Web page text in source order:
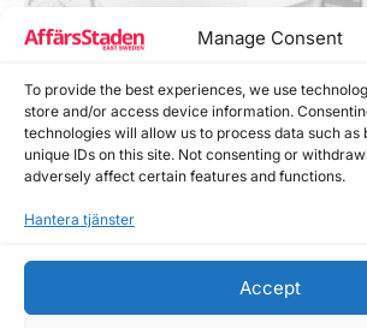
Manage Consent
To provide the best experiences, we use
store and/or access device information.
technologies will allow us to process data such
unique IDs on this site. Not consenting or
adversely affect certain features and functions.
Hantera tjänster
Accept
Utlottning av biljetter till
Avadmin|
Utlottning av biljetter till Stora